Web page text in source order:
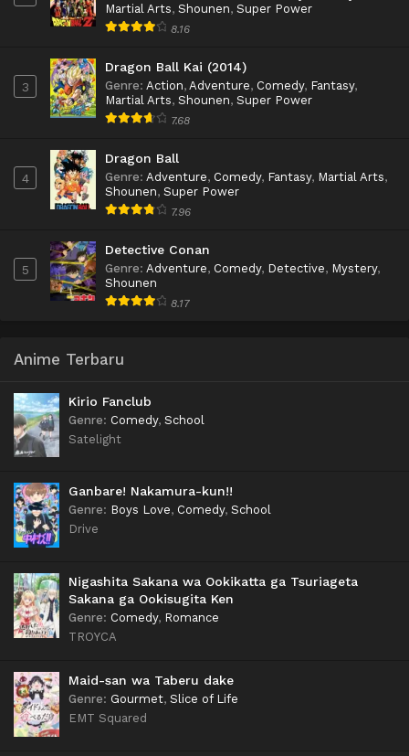
Martial Arts, Shounen, Super Power
8.16
3
Dragon Ball Kai (2014)
Genre: Action, Adventure, Comedy, Fantasy,
Martial Arts, Shounen, Super Power
7.68
4
Dragon Ball
Genre: Adventure, Comedy, Fantasy, Martial Arts,
Shounen, Super Power
7.96
5
Detective Conan
Genre: Adventure, Comedy, Detective, Mystery,
Shounen
8.17
Anime Terbaru
Kirio Fanclub
Genre: Comedy, School
Satelight
Ganbare! Nakamura-kun!!
Genre: Boys Love, Comedy, School
Drive
Nigashita Sakana wa Ookikatta ga Tsuriageta
Sakana ga Ookisugita Ken
Genre: Comedy, Romance
TROYCA
Maid-san wa Taberu dake
Genre: Gourmet, Slice of Life
EMT Squared